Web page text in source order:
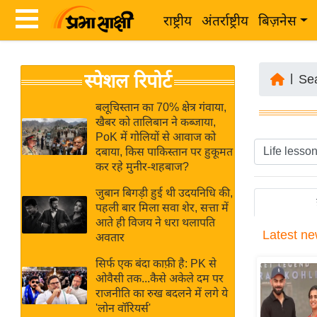
राष्ट्रीय अंतर्राष्ट्रीय बिज़नेस
News
Hindi
Hindi
Live
News in
Hindi
ब
र
अंतर्राष्ट्रीय
बिज़नेस
उद्योग
विशेषज्ञ
राय
स्पेशल रिपोर्ट
बलूचिस्तान का 70% क्षेत्र गंवाया,
खैबर को तालिबान ने कब्जाया,
PoK में गोलियों से आवाज को
दबाया, किस पाकिस्तान पर हुकूमत
कर रहे मुनीर-शहबाज?
जुबान बिगड़ी हुई थी उदयनिधि की,
पहली बार मिला सवा शेर, सत्ता में
आते ही विजय ने धरा थलापति
अवतार
सिर्फ एक बंदा काफ़ी है: PK से
ओवैसी तक...कैसे अकेले दम पर
राजनीति का रुख बदलने में लगे ये
'लोन वॉरियर्स'
Latest